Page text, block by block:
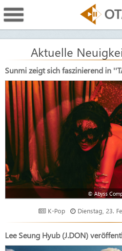
Aktuelle
Sunmi zeigt sich faszinierend in
© Abyss
K-Pop Dienstag, 23.
Lee Seung Hyub (J.DON)